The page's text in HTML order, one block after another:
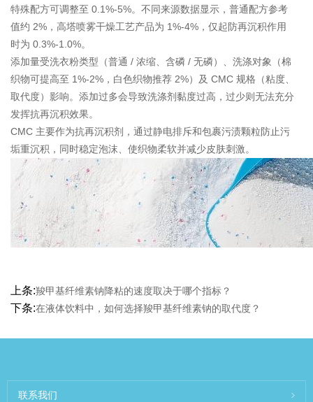
特殊配方可调整至 0.1%-5%。不同来源数据显示，普通配方参考
值约 2%，高塔喷雾干燥工艺产品为 1%-4%，仅起防再沉积作用
时为 0.3%-1.0%。
添加量受洗衣粉类型（普通 / 浓缩、含磷 / 无磷）、洗涤对象（棉
织物可提高至 1%-2%，白色织物推荐 2%）及 CMC 规格（粘度、
取代度）影响。添加过多会导致洗涤剂黏度过高，过少则无法充分
发挥抗再沉积效果。
CMC 主要作为抗再沉积剂，通过静电排斥和包裹污渍颗粒防止污
垢重沉积，同时稳定泡沫、使织物柔软并减少皮肤刺激。
上条:羧甲基纤维素钠降粘的速度取决于哪个指标？
下条:在液体饮料中，如何选择羧甲基纤维素钠的取代度？
联系我们